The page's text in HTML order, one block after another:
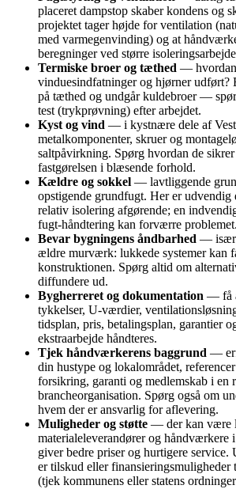
placeret dampstop skaber kondens og
projektet tager højde for ventilation
med varmegenvinding) og at
beregninger ved større
Termiske broer og tæthed — hvordan
vinduesindfatninger og hjørner udført?
på tæthed og undgår kuldebroer —
test (trykprøvning) efter arbejdet.
Kyst og vind — i kystnære dele af
metalkomponenter, skruer og
saltpåvirkning. Spørg hvordan de
fastgørelsen i blæsende forhold.
Kældre og sokkel — lavtliggende
opstigende grundfugt. Her er
relativ isolering afgørende; en
fugt‑håndtering kan forværre problemet.
Bevar bygningens åndbarhed — især
ældre murværk: lukkede systemer kan
konstruktionen. Spørg altid om
diffundere ud.
Bygherreret og dokumentation — få
tykkelser, U‑værdier,
tidsplan, pris, betalingsplan, garantier
ekstraarbejde håndteres.
Tjek håndværkerens baggrund —
din hustype og lokalområdet,
forsikring, garanti og medlemskab i en
brancheorganisation. Spørg også om
hvem der er ansvarlig for aflevering.
Muligheder og støtte — der kan være
materialeleverandører og håndværkere
giver bedre priser og hurtigere service.
er tilskud eller finansieringsmuligheder
(tjek kommunens eller statens